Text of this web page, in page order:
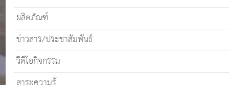
ผลิตภัณฑ์
ข่าวสาร/ประชาสัมพันธ์
วีดีโอกิจกรรม